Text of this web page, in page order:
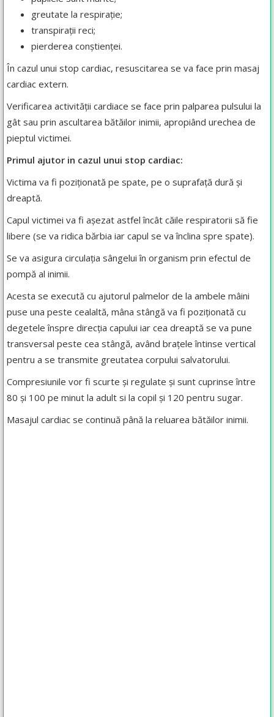
greutate la respirație;
transpirații reci;
pierderea conștienței.
În cazul unui stop cardiac, resuscitarea se va face prin masaj
cardiac extern.
Verificarea activității cardiace se face prin palparea pulsului la
gât sau prin ascultarea bătăilor inimii, apropiând urechea de
pieptul victimei.
Primul ajutor in cazul unui stop cardiac:
Victima va fi poziționată pe spate, pe o suprafață dură și
dreaptă.
Capul victimei va fi așezat astfel încât căile respiratorii să fie
libere (se va ridica bărbia iar capul se va înclina spre spate).
Se va asigura circulația sângelui în organism prin efectul de
pompă al inimii.
Acesta se execută cu ajutorul palmelor de la ambele mâini
puse una peste cealaltă, mâna stângă va fi poziționată cu
degetele înspre direcția capului iar cea dreaptă se va pune
transversal peste cea stângă, având brațele întinse vertical
pentru a se transmite greutatea corpului salvatorului.
Compresiunile vor fi scurte și regulate și sunt cuprinse între
80 și 100 pe minut la adult si la copil și 120 pentru sugar.
Masajul cardiac se continuă până la reluarea bătăilor inimii.